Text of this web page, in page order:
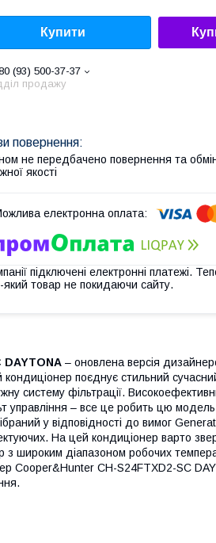
Купити
(93) 500-37-37
продажу
не передбачено повернення та
якості
підключені електронні платежі.
який товар не покидаючи сайту.
– оновлена версія
поєднує стильний
систему фільтрації.
управління – все це робить цю
у відповідності до вимог
На цей кондиціонер варто
з широким діапазоном робочих
Cooper&Hunter CH-S24FTXD2-SC